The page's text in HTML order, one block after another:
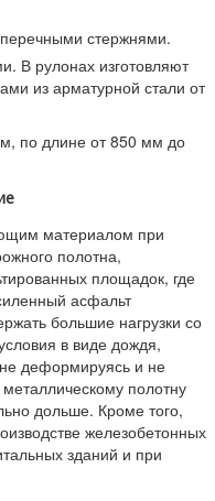
стержнями.
В рулонах изготовляют
из арматурной стали от
по длине от 850 мм до
материалом при
полотна,
площадок, где
асфальт
большие нагрузки со
в виде дождя,
деформируясь и не
полотну
дольше. Кроме того,
железобетонных
зданий и при